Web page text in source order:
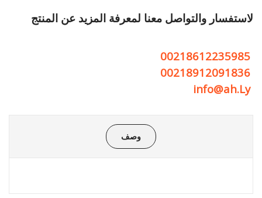
لاستفسار والتواصل معنا لمعرفة المزيد عن المنتج
00218612235985
00218912091836
info@ah.Ly
وصف